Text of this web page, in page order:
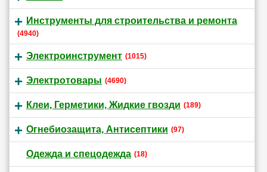
Инструменты для строительства и ремонта
(4940)
Электроинструмент (1015)
Электротовары (4690)
Клеи, Герметики, Жидкие гвозди (189)
Огнебиозащита, Антисептики (97)
Одежда и спецодежда (18)